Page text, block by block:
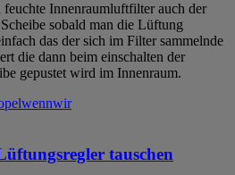
Innenraumluftfilter auch der
sobald man die Lüftung
das der sich im Filter sammelnde
die dann beim einschalten der
gepustet wird im Innenraum.
wennwir
tauschen